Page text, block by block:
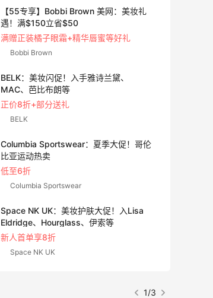
【55专享】Bobbi Brown 美网：美妆礼
遇！满$150立省$50
满赠正装橘子眼霜+精华唇蜜等好礼
Bobbi Brown
BELK：美妆闪促！入手雅诗兰黛、
MAC、芭比布朗等
正价8折+部分送礼
BELK
Columbia Sportswear：夏季大促！哥伦
比亚运动热卖
低至6折
Columbia Sportswear
Space NK UK：美妆护肤大促！入Lisa
Eldridge、Hourglass、伊索等
新人首单享8折
Space NK UK
1/3